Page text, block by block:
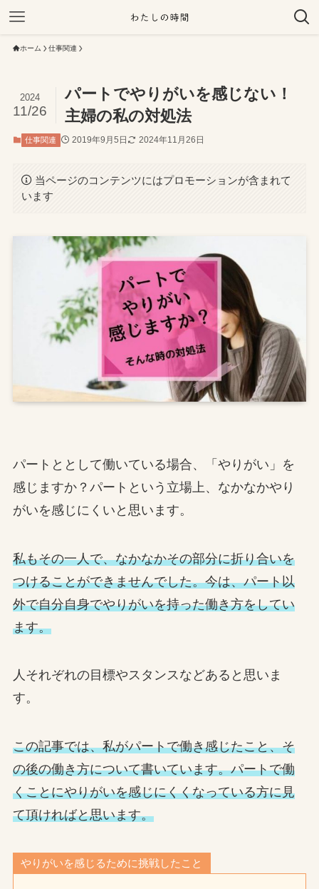
ホーム 仕事関連
パートでやりがいを感じない！
主婦の私の対処法
2024
11/26
仕事関連 2019年9月5日 2024年11月26日
当ページのコンテンツにはプロモーションが含まれて
います
パートととして働いている場合、「やりがい」を
感じますか？パートという立場上、なかなかやり
がいを感じにくいと思います。
私もその一人で、なかなかその部分に折り合いを
つけることができませんでした。今は、パート以
外で自分自身でやりがいを持った働き方をしてい
ます。
人それぞれの目標やスタンスなどあると思いま
す。
この記事では、私がパートで働き感じたこと、そ
の後の働き方について書いています。パートで働
くことにやりがいを感じにくくなっている方に見
て頂ければと思います。
やりがいを感じるために挑戦したこと